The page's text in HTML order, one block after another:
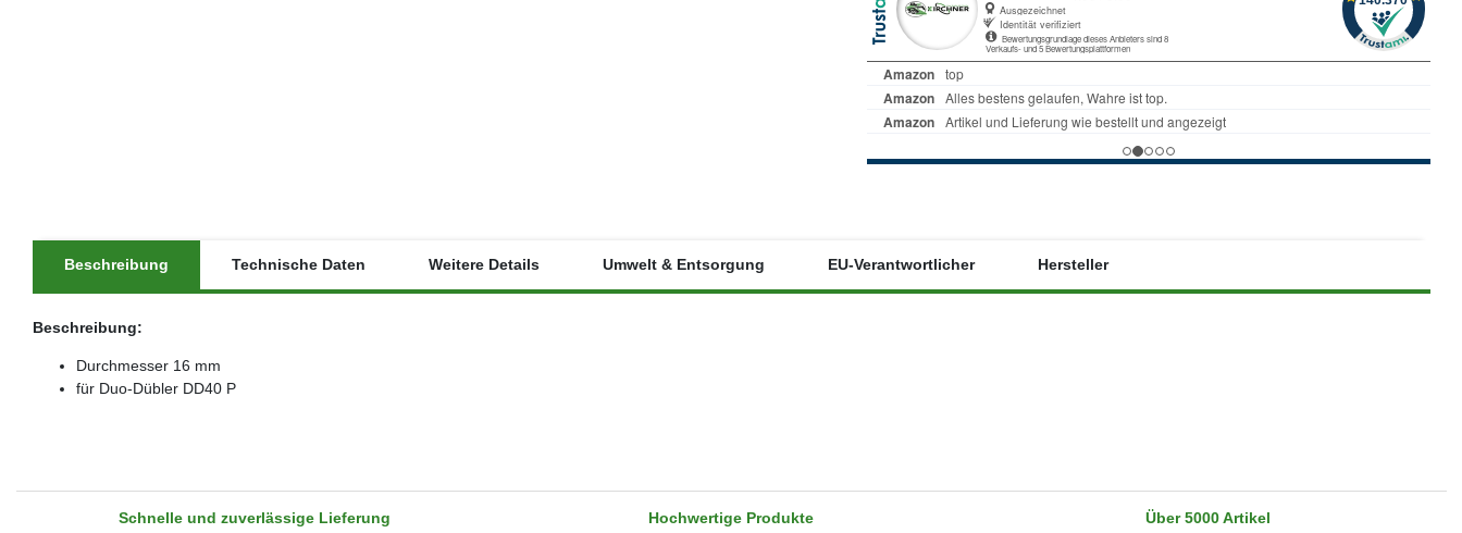
Beschreibung Technische Daten Weitere Details Umwelt & Entsorgung EU-Verantwortlicher Hersteller
Beschreibung:
Durchmesser 16 mm
für Duo-Dübler DD40 P
Schnelle und zuverlässige Lieferung Hochwertige Produkte Über 5000 Artikel